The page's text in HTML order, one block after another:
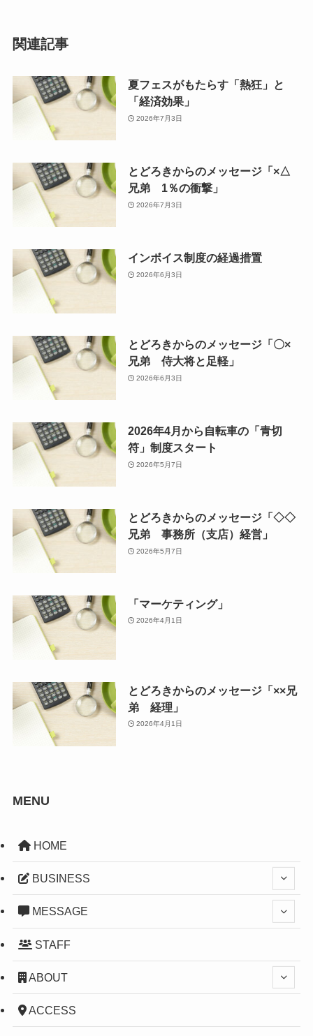
関連記事
夏フェスがもたらす「熱狂」と
「経済効果」
2026年7月3日
とどろきからのメッセージ「×△
兄弟 1％の衝撃」
2026年7月3日
インボイス制度の経過措置
2026年6月3日
とどろきからのメッセージ「〇×
兄弟 侍大将と足軽」
2026年6月3日
2026年4月から自転車の「青切
符」制度スタート
2026年5月7日
とどろきからのメッセージ「◇◇
兄弟 事務所（支店）経営」
2026年5月7日
「マーケティング」
2026年4月1日
とどろきからのメッセージ「××兄
弟 経理」
2026年4月1日
MENU
HOME
BUSINESS
MESSAGE
STAFF
ABOUT
ACCESS